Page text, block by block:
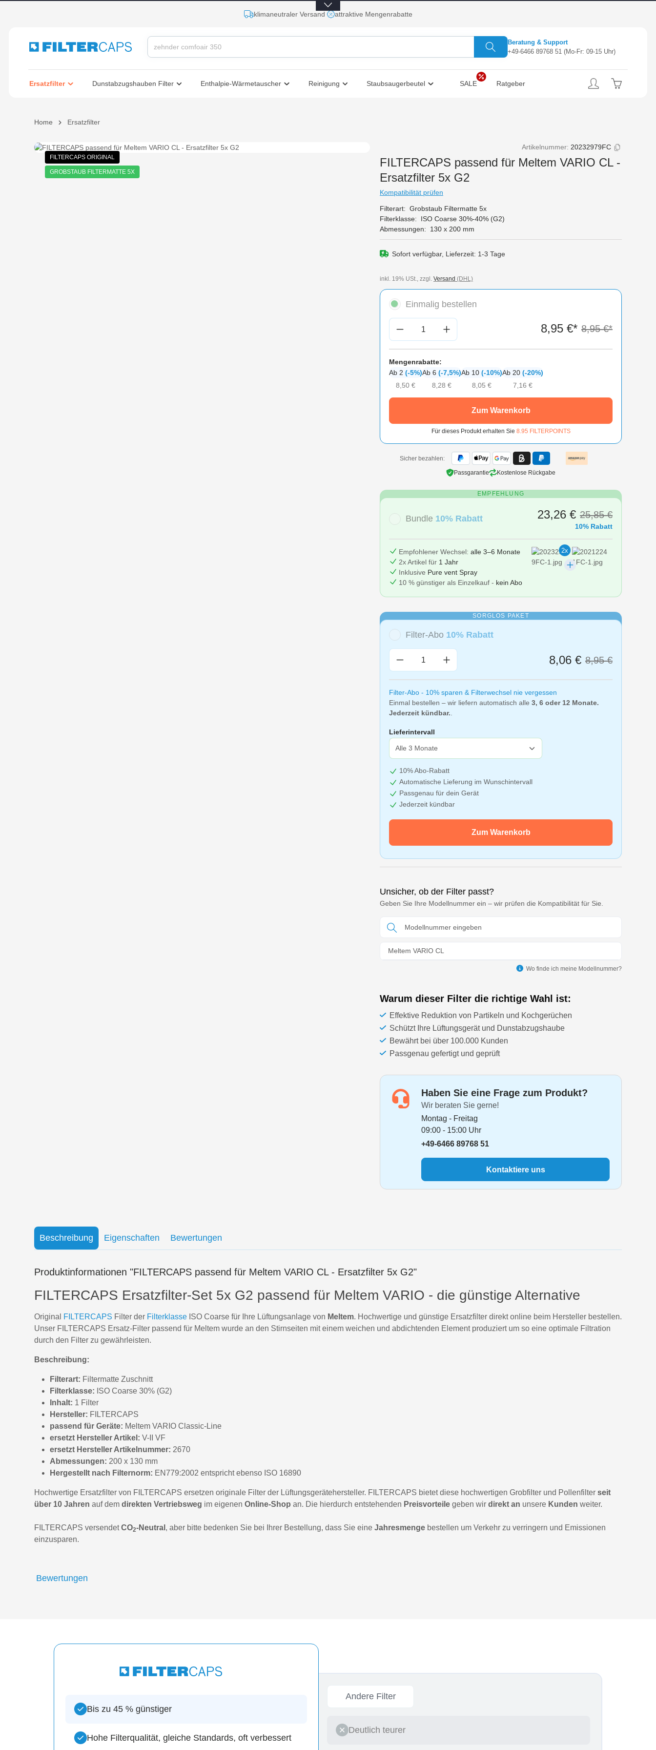
klimaneutraler Versand attraktive Mengenrabatte
Dunstabzugshauben Filter Enthalpie-Wärmetauscher Reinigung Staubsaugerbeutel SALE Ratgeber
Beratung & Support
+49-6466 89768 51 (Mo-Fr: 09-15 Uhr)
Home Ersatzfilter
FILTERCAPS ORIGINAL
GROBSTAUB FILTERMATTE 5X
Bildergalerie überspringen Artikelnummer: 20232979FC
FILTERCAPS passend für Meltem VARIO CL -
Ersatzfilter 5x G2
Kompatibilität prüfen
Filterart: Grobstaub Filtermatte 5x
Filterklasse:
ISO Coarse 30%-40% (G2)
Abmessungen:
130 x 200 mm
Sofort verfügbar, Lieferzeit: 1-3 Tage
inkl. 19% USt., zzgl. Versand (DHL)
Einmalig bestellen
Produkt Anzahl: Gib den gewünschten Wert ein
8,95 €* 8,95 €*
Mengenrabatte:
Ab 2 (-5%)
8,50 €
Ab 6 (-7,5%)
8,28 €
Ab 10 (-10%)
8,05 €
Ab 20 (-20%)
7,16 €
Zum Warenkorb
Für dieses Produkt erhalten Sie 8.95 FILTERPOINTS
Sicher bezahlen:
Passgarantie Kostenlose Rückgabe
EMPFEHLUNG
Bundle 10% Rabatt 23,26 € 25,85 €
10% Rabatt
Empfohlener Wechsel: alle 3–6 Monate
2x Artikel für 1 Jahr
Inklusive Pure vent Spray
10 % günstiger als Einzelkauf - kein Abo
2x
SORGLOS PAKET
Filter-Abo 10% Rabatt
Produkt Anzahl: Gib den gewünschten Wert ein
8,06 € 8,95 €
Filter-Abo - 10% sparen & Filterwechsel nie vergessen
Einmal bestellen – wir liefern automatisch alle 3, 6 oder 12 Monate.
Jederzeit kündbar.
Lieferintervall
10% Abo-Rabatt
Automatische Lieferung im Wunschintervall
Passgenau für dein Gerät
Jederzeit kündbar
Zum Warenkorb
Unsicher, ob der Filter passt?
Geben Sie Ihre Modellnummer ein – wir prüfen die Kompatibilität für Sie.
Meltem VARIO CL
Wo finde ich meine Modellnummer?
Warum dieser Filter die richtige Wahl ist:
Effektive Reduktion von Partikeln und Kochgerüchen
Schützt Ihre Lüftungsgerät und Dunstabzugshaube
Bewährt bei über 100.000 Kunden
Passgenau gefertigt und geprüft
Haben Sie eine Frage zum Produkt?
Wir beraten Sie gerne!
Montag - Freitag
09:00 - 15:00 Uhr
+49-6466 89768 51
Kontaktiere uns
Beschreibung Eigenschaften Bewertungen
Produktinformationen "FILTERCAPS passend für Meltem VARIO CL - Ersatzfilter 5x G2"
FILTERCAPS Ersatzfilter-Set 5x G2 passend für Meltem VARIO - die günstige Alternative
Original FILTERCAPS Filter der Filterklasse ISO Coarse für Ihre Lüftungsanlage von Meltem. Hochwertige und günstige Ersatzfilter direkt online beim Hersteller bestellen.
Unser FILTERCAPS Ersatz-Filter passend für Meltem wurde an den Stirnseiten mit einem weichen und abdichtenden Element produziert um so eine optimale Filtration
durch den Filter zu gewährleisten.
Beschreibung:
Filterart: Filtermatte Zuschnitt
Filterklasse: ISO Coarse 30% (G2)
Inhalt: 1 Filter
Hersteller: FILTERCAPS
passend für Geräte: Meltem VARIO Classic-Line
ersetzt Hersteller Artikel: V-II VF
ersetzt Hersteller Artikelnummer: 2670
Abmessungen: 200 x 130 mm
Hergestellt nach Filternorm: EN779:2002 entspricht ebenso ISO 16890
Hochwertige Ersatzfilter von FILTERCAPS ersetzen originale Filter der Lüftungsgerätehersteller. FILTERCAPS bietet diese hochwertigen Grobfilter und Pollenfilter seit
über 10 Jahren auf dem direkten Vertriebsweg im eigenen Online-Shop an. Die hierdurch entstehenden Preisvorteile geben wir direkt an unsere Kunden weiter.
FILTERCAPS versendetCO2-Neutral , aber bitte bedenken Sie bei Ihrer Bestellung, dass Sie eine Jahresmenge bestellen um Verkehr zu verringern und Emissionen
einzusparen.
Bewertungen
Bis zu 45 % günstiger
Hohe Filterqualität, gleiche Standards, oft verbessert
Andere Filter
Deutlich teurer